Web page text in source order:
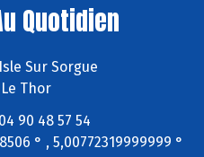
Quotidien
Sur Sorgue
Thor
04 90 48 57 54
° , 5,00772319999999 °